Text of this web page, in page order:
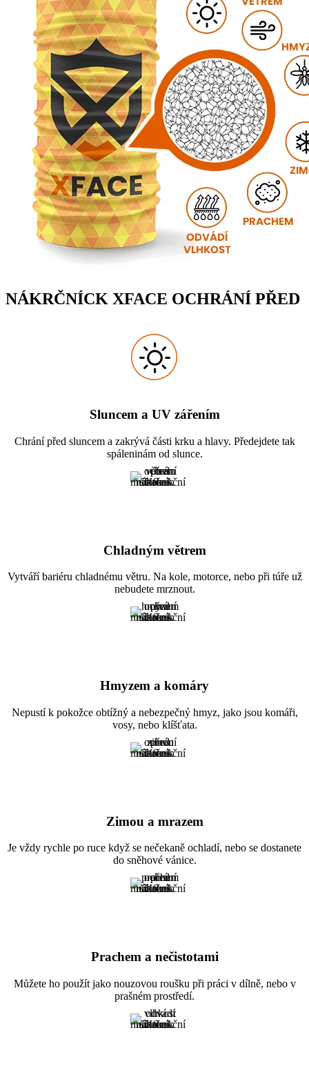
NÁKRČNÍCK XFACE OCHRÁNÍ PŘED
Sluncem a UV zářením
Chrání před sluncem a zakrývá části krku a hlavy. Předejdete tak
spáleninám od slunce.
Chladným větrem
Vytváří bariéru chladnému větru. Na kole, motorce, nebo při túře už
nebudete mrznout.
Hmyzem a komáry
Nepustí k pokožce obtížný a nebezpečný hmyz, jako jsou komáři,
vosy, nebo klíšťata.
Zimou a mrazem
Je vždy rychle po ruce když se nečekaně ochladí, nebo se dostanete
do sněhové vánice.
Prachem a nečistotami
Můžete ho použít jako nouzovou roušku při práci v dílně, nebo v
prašném prostředí.